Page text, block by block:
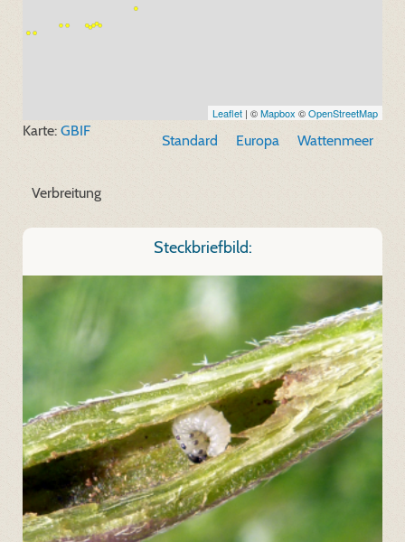
Leaflet | ©Mapbox ©OpenStreetMap
Standard Europa Wattenmeer
Karte: GBIF
Verbreitung
Steckbriefbild: